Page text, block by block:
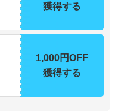
獲得する
1,000円OFF
獲得する